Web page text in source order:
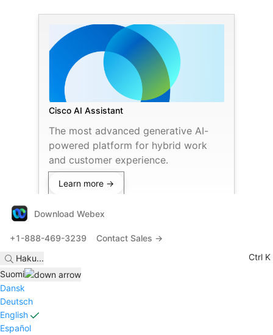
Cisco AI Assistant
The most advanced generative AI-
powered platform for hybrid work
and customer experience.
Learn more →
Download Webex
+1-888-469-3239
Contact Sales →
Haku...
Ctrl K
Suomi
Dansk
Deutsch
English
Español